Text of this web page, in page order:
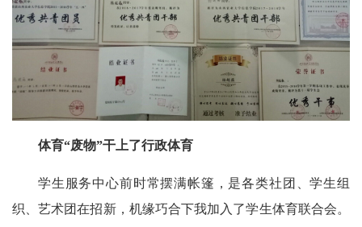
体育“废物”干上了行政体育
学生服务中心前时常摆满帐篷，是各类社团、学生组
织、艺术团在招新，机缘巧合下我加入了学生体育联合会。